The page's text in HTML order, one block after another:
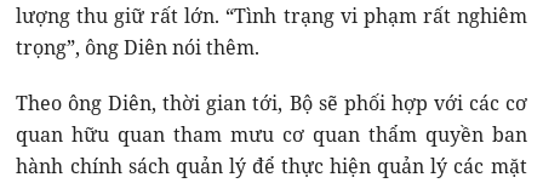
lượng thu giữ rất lớn. “Tình trạng vi phạm rất nghiêm
trọng”, ông Diên nói thêm.
Theo ông Diên, thời gian tới, Bộ sẽ phối hợp với các cơ
quan hữu quan tham mưu cơ quan thẩm quyền ban
hành chính sách quản lý để thực hiện quản lý các mặt